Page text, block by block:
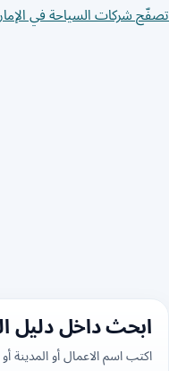
تصفّح شركات السياحة في
ابحث داخل دليل
اكتب اسم الاعمال أو المدينة